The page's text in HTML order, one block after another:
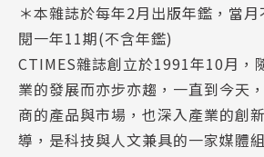
特別報導｜跨出AI舒適圈HBM邁向
特別專題｜驅動高速時代核心技術
新未來
新東西集錦（二）類別：元件/模組
Dec2024電子月刊總匯
關鍵技術報告｜利用CPU和SVE2加
＊本雜誌於每年2月出版年鑑，當
閱一年11期(不含年鑑)
CTIMES雜誌創立於1991年10月，
業的發展而亦步亦趨，一直到今天
商的產品與市場，也深入產業的創
導，是科技與人文兼具的一家媒體